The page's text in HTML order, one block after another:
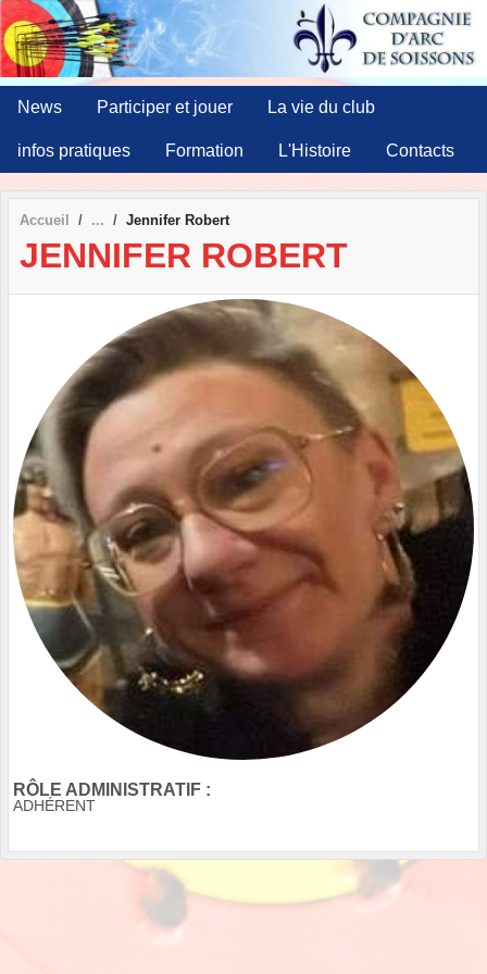
News Participer et jouer La vie du club
infos pratiques Formation L'Histoire Contacts
Accueil Jennifer Robert
JENNIFER ROBERT
RÔLE ADMINISTRATIF :
ADHÉRENT
Panneau de gestion des cookies